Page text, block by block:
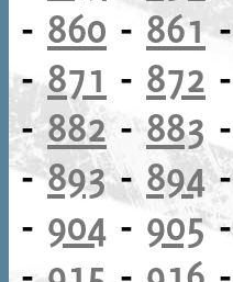
- 860 - 861
-871 - 872 -
-882-883 -
-893- 894
- 904 - 905